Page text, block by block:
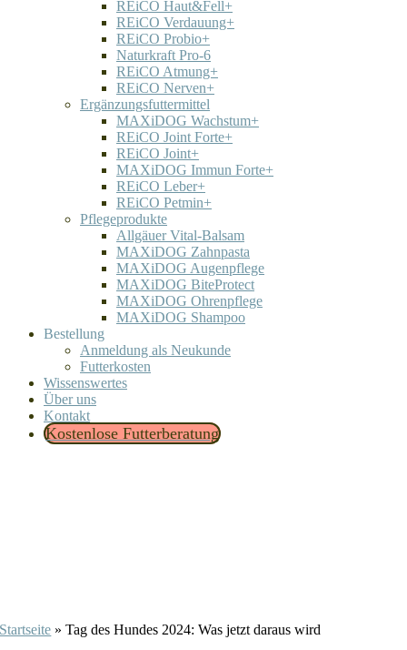
REiCO Haut&Fell+
REiCO Verdauung+
REiCO Probio+
Naturkraft Pro-6
REiCO Atmung+
REiCO Nerven+
Ergänzungsfuttermittel
MAXiDOG Wachstum+
REiCO Joint Forte+
REiCO Joint+
MAXiDOG Immun Forte+
REiCO Leber+
REiCO Petmin+
Pflegeprodukte
Allgäuer Vital-Balsam
MAXiDOG Zahnpasta
MAXiDOG Augenpflege
MAXiDOG BiteProtect
MAXiDOG Ohrenpflege
MAXiDOG Shampoo
Bestellung
Anmeldung als Neukunde
Futterkosten
Wissenswertes
Über uns
Kontakt
Kostenlose Futterberatung
Startseite »Tag des Hundes 2024: Was jetzt daraus wird